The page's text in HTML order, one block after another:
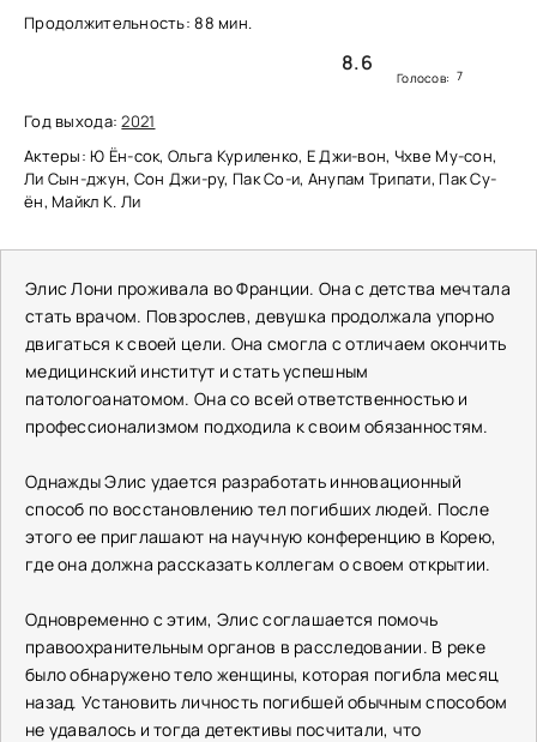
Продолжительность: 88 мин.
8.6
Голосов: 7
Год выхода:2021
Актеры: Ю Ён-сок, Ольга Куриленко, Е Джи-вон, Чхве Му-сон,
Ли Сын-джун, Сон Джи-ру, Пак Со-и, Анупам Трипати, Пак Су-
ён, Майкл К. Ли
Элис Лони проживала во Франции. Она с детства мечтала
стать врачом. Повзрослев, девушка продолжала упорно
двигаться к своей цели. Она смогла с отличаем окончить
медицинский институт и стать успешным
патологоанатомом. Она со всей ответственностью и
профессионализмом подходила к своим обязанностям.
Однажды Элис удается разработать инновационный
способ по восстановлению тел погибших людей. После
этого ее приглашают на научную конференцию в Корею,
где она должна рассказать коллегам о своем открытии.
Одновременно с этим, Элис соглашается помочь
правоохранительным органов в расследовании. В реке
было обнаружено тело женщины, которая погибла месяц
назад. Установить личность погибшей обычным способом
не удавалось и тогда детективы посчитали, что